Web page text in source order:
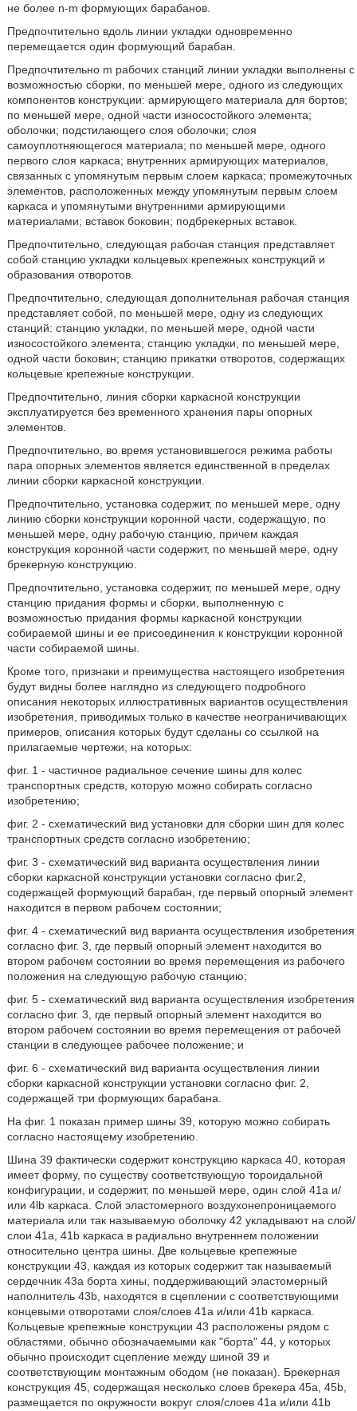
не более n-m формующих барабанов.
Предпочтительно вдоль линии укладки одновременно
перемещается один формующий барабан.
Предпочтительно m рабочих станций линии укладки выполнены с
возможностью сборки, по меньшей мере, одного из следующих
компонентов конструкции: армирующего материала для бортов;
по меньшей мере, одной части износостойкого элемента;
оболочки; подстилающего слоя оболочки; слоя
самоуплотняющегося материала; по меньшей мере, одного
первого слоя каркаса; внутренних армирующих материалов,
связанных с упомянутым первым слоем каркаса; промежуточных
элементов, расположенных между упомянутым первым слоем
каркаса и упомянутыми внутренними армирующими
материалами; вставок боковин; подбрекерных вставок.
Предпочтительно, следующая рабочая станция представляет
собой станцию укладки кольцевых крепежных конструкций и
образования отворотов.
Предпочтительно, следующая дополнительная рабочая станция
представляет собой, по меньшей мере, одну из следующих
станций: станцию укладки, по меньшей мере, одной части
износостойкого элемента; станцию укладки, по меньшей мере,
одной части боковин; станцию прикатки отворотов, содержащих
кольцевые крепежные конструкции.
Предпочтительно, линия сборки каркасной конструкции
эксплуатируется без временного хранения пары опорных
элементов.
Предпочтительно, во время установившегося режима работы
пара опорных элементов является единственной в пределах
линии сборки каркасной конструкции.
Предпочтительно, установка содержит, по меньшей мере, одну
линию сборки конструкции коронной части, содержащую, по
меньшей мере, одну рабочую станцию, причем каждая
конструкция коронной части содержит, по меньшей мере, одну
брекерную конструкцию.
Предпочтительно, установка содержит, по меньшей мере, одну
станцию придания формы и сборки, выполненную с
возможностью придания формы каркасной конструкции
собираемой шины и ее присоединения к конструкции коронной
части собираемой шины.
Кроме того, признаки и преимущества настоящего изобретения
будут видны более наглядно из следующего подробного
описания некоторых иллюстративных вариантов осуществления
изобретения, приводимых только в качестве неограничивающих
примеров, описания которых будут сделаны со ссылкой на
прилагаемые чертежи, на которых:
фиг. 1 - частичное радиальное сечение шины для колес
транспортных средств, которую можно собирать согласно
изобретению;
фиг. 2 - схематический вид установки для сборки шин для колес
транспортных средств согласно изобретению;
фиг. 3 - схематический вид варианта осуществления линии
сборки каркасной конструкции установки согласно фиг.2,
содержащей формующий барабан, где первый опорный элемент
находится в первом рабочем состоянии;
фиг. 4 - схематический вид варианта осуществления изобретения
согласно фиг. 3, где первый опорный элемент находится во
втором рабочем состоянии во время перемещения из рабочего
положения на следующую рабочую станцию;
фиг. 5 - схематический вид варианта осуществления изобретения
согласно фиг. 3, где первый опорный элемент находится во
втором рабочем состоянии во время перемещения от рабочей
станции в следующее рабочее положение; и
фиг. 6 - схематический вид варианта осуществления линии
сборки каркасной конструкции установки согласно фиг. 2,
содержащей три формующих барабана.
На фиг. 1 показан пример шины 39, которую можно собирать
согласно настоящему изобретению.
Шина 39 фактически содержит конструкцию каркаса 40, которая
имеет форму, по существу соответствующую тороидальной
конфигурации, и содержит, по меньшей мере, один слой 41а и/
или 4lb каркаса. Слой эластомерного воздухонепроницаемого
материала или так называемую оболочку 42 укладывают на слой/
слои 41а, 41b каркаса в радиально внутреннем положении
относительно центра шины. Две кольцевые крепежные
конструкции 43, каждая из которых содержит так называемый
сердечник 43а борта хины, поддерживающий эластомерный
наполнитель 43b, находятся в сцеплении с соответствующими
концевыми отворотами слоя/слоев 41а и/или 41b каркаса.
Кольцевые крепежные конструкции 43 расположены рядом с
областями, обычно обозначаемыми как "борта" 44, у которых
обычно происходит сцепление между шиной 39 и
соответствующим монтажным ободом (не показан). Брекерная
конструкция 45, содержащая несколько слоев брекера 45а, 45b,
размещается по окружности вокруг слоя/слоев 41а и/или 41b